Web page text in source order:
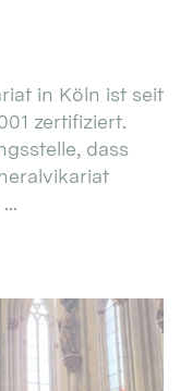
in Köln ist seit
zertifiziert.
dass